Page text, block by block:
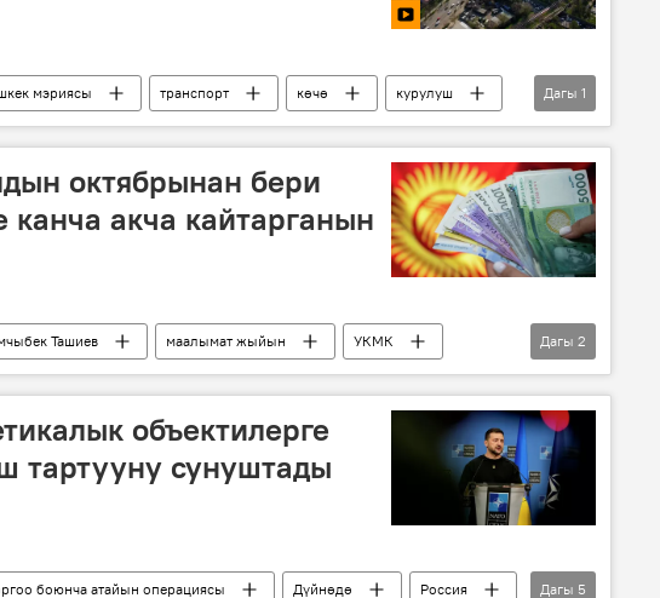
мэриясы транспорт көчө
курулуш
Дагы 1
октябрынан бери
акча кайтарганын
Ташиев маалымат жыйын
УКМК
Дагы 2
объектилерге
тартууну сунуштады
боюнча атайын операциясы Дүйнөдө
Россия
Дагы 5